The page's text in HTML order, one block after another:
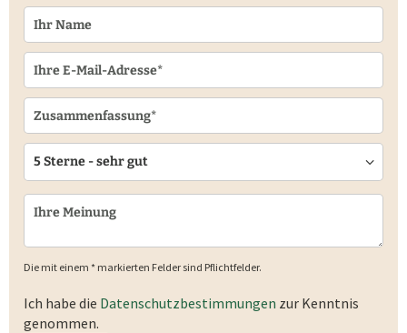
Die mit einem * markierten Felder sind Pflichtfelder.
Ich habe die Datenschutzbestimmungen zur Kenntnis
genommen.